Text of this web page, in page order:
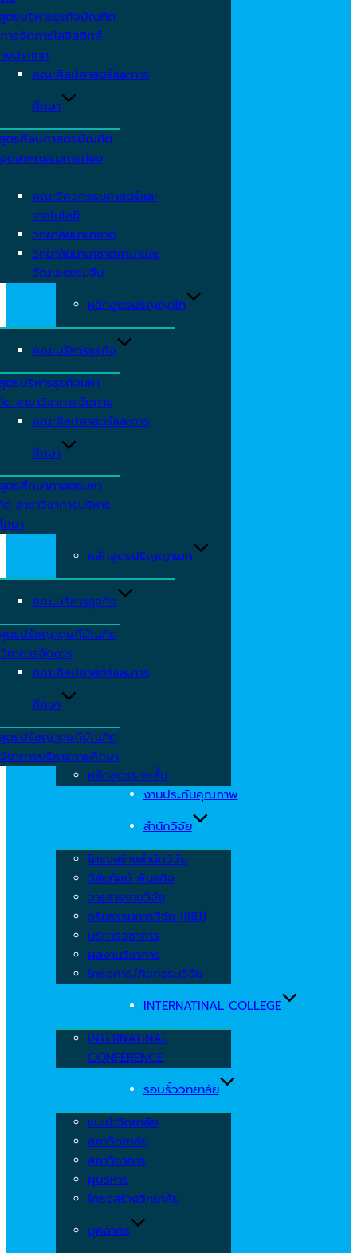
ตรบริหารธุรกิจบัณฑิต
ารจัดการโลจิสติกส์
งประเทศ
คณะศิลปศาสตร์และการ
ศึกษา
ตรศิลปศาสตรบัณฑิต
ตสาหกรรมการท่อง
คณะวิศวกรรมศาสตร์และ
เทคโนโลยี
วิทยาลัยนานาชาติ
วิทยาลัยนานาชาติภาษาและ
วัฒนะธรรมจีน
หลักสูตรปริญญาโท
คณะบริหารธุรกิจ
รบริหารธุรกิจมหา
สาขาวิชาการจัดการ
คณะศิลปศาสตร์และการ
ศึกษา
ตรศึกษาศาสตรมหา
สาขาวิชาการบริหาร
ษา
หลักสูตรปริญญาเอก
คณะบริหารธุจกิจ
ตรปรัชญาดุษฎีบัณฑิต
ชาการจัดการ
คณะศิลปศาสตร์และการ
ศึกษา
ตรปรัชญาดุษฎีบัณฑิต
ชาการบริหารการศึกษา
หลักสูตรระยะสั้น
งานประกันคุณภาพ
สำนักวิจัย
โครงสร้างสำนักวิจัย
วิสัยทัศน์ พันธกิจ
วารสารงานวิจัย
จริยธรรมการวิจัย (IRB)
บริการวิชาการ
ผลงานวิชาการ
โครงการ/กิจกรรมวิจัย
INTERNATINAL COLLEGE
INTERNATINAL
CONFERENCE
รอบรั้ววิทยาลัย
แนะนำวิทยาลัย
สภาวิทยาลัย
สภาวิชาการ
ผู้บริหาร
โครงสร้างวิทยาลัย
บุคลากร